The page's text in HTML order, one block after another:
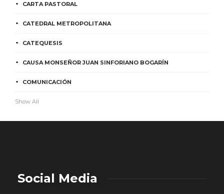
CARTA PASTORAL
CATEDRAL METROPOLITANA
CATEQUESIS
CAUSA MONSEÑOR JUAN SINFORIANO BOGARÍN
COMUNICACIÓN
Show All
Social Media